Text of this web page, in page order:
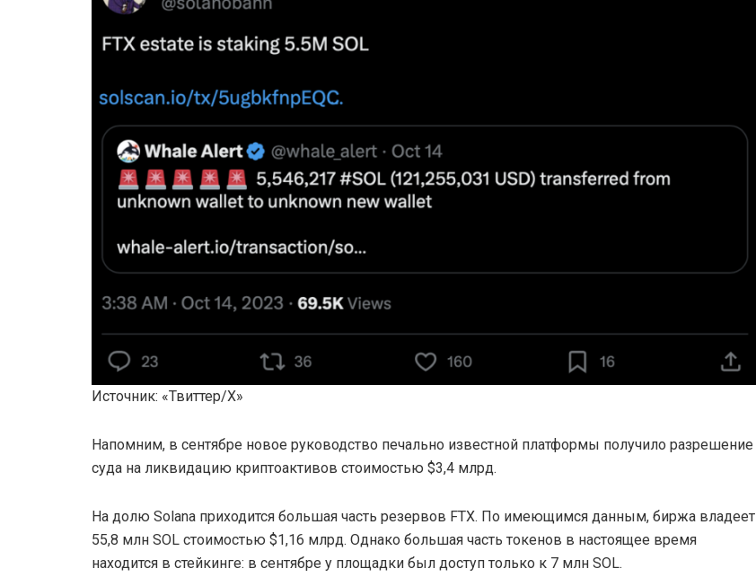
Источник: «Твиттер/Х»
Напомним, в сентябре новое руководство печально известной платформы получило разрешение
суда на ликвидацию криптоактивов стоимостью $3,4 млрд.
На долю Solana приходится большая часть резервов FTX. По имеющимся данным, биржа владеет
55,8 млн SOL стоимостью $1,16 млрд. Однако большая часть токенов в настоящее время
находится в стейкинге: в сентябре у площадки был доступ только к 7 млн SOL.